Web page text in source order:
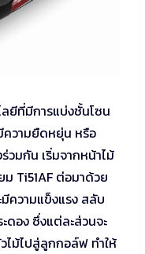
ยีที่มีการแบ่งชั้นโซน
วามยืดหยุ่น หรือ
วมกัน เริ่มจากหน้าไม้
Ti51AF ต่อมาด้วย
ความแข็งแรง สลับ
อง ซึ่งแต่ละส่วนจะ
ไม้ไปสู่ลูกกอล์ฟ ทำให้